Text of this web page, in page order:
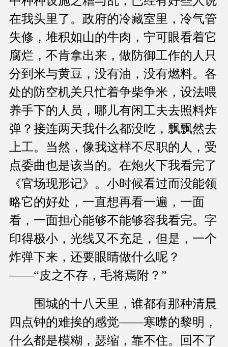
在我头里了。政府的冷藏室里，冷气管
失修，堆积如山的牛肉，宁可眼看着它
腐烂，不肯拿出来，做防御工作的人只
分到米与黄豆，没有油，没有燃料。各
处的防空机关只忙着争柴争米，设法喂
养手下的人员，哪儿有闲工夫去照料炸
弹？接连两天我什么都没吃，飘飘然去
上工。当然，像我这样不尽职的人，受
点委曲也是该当的。在炮火下我看完了
《官场现形记》。小时候看过而没能领
略它的好处，一直想再看一遍，一面
看，一面担心能够不能够容我看完。字
印得极小，光线又不充足，但是，一个
炸弹下来，还要眼睛做什么呢？
——“皮之不存，毛将焉附？”
围城的十八天里，谁都有那种清晨
四点钟的难挨的感觉——寒噤的黎明，
什么都是模糊，瑟缩，靠不住。回不了